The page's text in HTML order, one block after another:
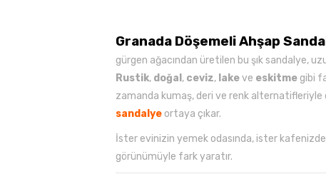
Granada Döşemeli Ahşap
gürgen ağacından üretilen bu şık sandalye,
Rustik, doğal , ceviz, lakeve eskitme gibi
zamanda kumaş, deri ve renk alternatifleriyle
sandalye ortaya çıkar.
İster evinizin yemek odasında, ister
görünümüyle fark yaratır.